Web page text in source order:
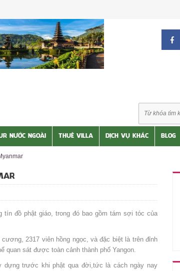
NƯỚC NGOÀI THUÊ VILLA DỊCH VỤ KHÁC BLOG
tín đồ phật giáo, trong đó bao gồm tám sợi tóc của
2317 viên hồng ngọc, và đặc biệt là trên đỉnh
quan sát được toàn cảnh thành phố Yangon.
trước khi phật qua đời,tức là cách ngày nay